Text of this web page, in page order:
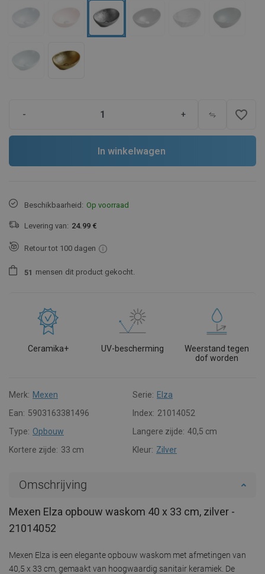
- + favorite_border
In winkelwagen
Beschikbaarheid: Op voorraad
Levering van: 24.99 €
Retour tot 100 dagen
51 mensen dit product gekocht.
Ceramika+ UV-bescherming
Weerstand tegen
dof worden
Merk: Mexen Serie: Elza
Ean: 5903163381496 Index: 21014052
Type: Opbouw Langere zijde: 40,5 cm
Kortere zijde: 33 cm Kleur: Zilver
Omschrijving
Mexen Elza opbouw waskom 40 x 33 cm, zilver -
21014052
Mexen Elza is een elegante opbouw waskom met afmetingen van
40,5 x 33 cm, gemaakt van hoogwaardig sanitair keramiek. De